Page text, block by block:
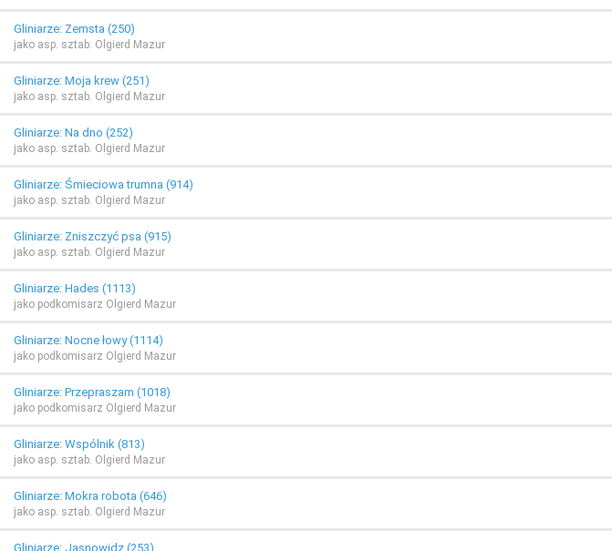
Gliniarze: Zemsta (250)
jako asp. sztab. Olgierd Mazur
Gliniarze: Moja krew (251)
jako asp. sztab. Olgierd Mazur
Gliniarze: Na dno (252)
jako asp. sztab. Olgierd Mazur
Gliniarze: Śmieciowa trumna (914)
jako asp. sztab. Olgierd Mazur
Gliniarze: Zniszczyć psa (915)
jako asp. sztab. Olgierd Mazur
Gliniarze: Hades (1113)
jako podkomisarz Olgierd Mazur
Gliniarze: Nocne łowy (1114)
jako podkomisarz Olgierd Mazur
Gliniarze: Przepraszam (1018)
jako podkomisarz Olgierd Mazur
Gliniarze: Wspólnik (813)
jako asp. sztab. Olgierd Mazur
Gliniarze: Mokra robota (646)
jako asp. sztab. Olgierd Mazur
Gliniarze: Jasnowidz (253)